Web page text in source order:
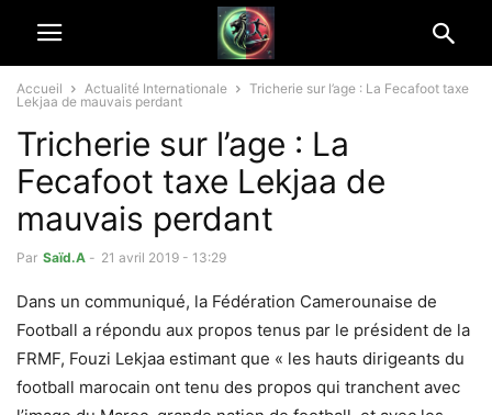
Accueil Actualité Internationale
Tricherie sur l’age : La Fecafoot taxe
Lekjaa de mauvais perdant
Tricherie sur l’age : La
Fecafoot taxe Lekjaa de
mauvais perdant
Par Saïd.A - 21 avril 2019 - 13:29
Dans un communiqué, la Fédération Camerounaise de
Football a répondu aux propos tenus par le président de la
FRMF, Fouzi Lekjaa estimant que « les hauts dirigeants du
football marocain ont tenu des propos qui tranchent avec